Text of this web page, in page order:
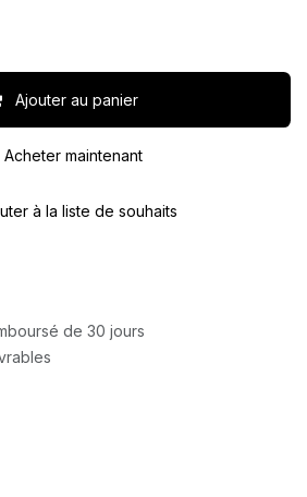
Ajouter au panier
Acheter maintenant
à la liste de souhaits
de 30 jours